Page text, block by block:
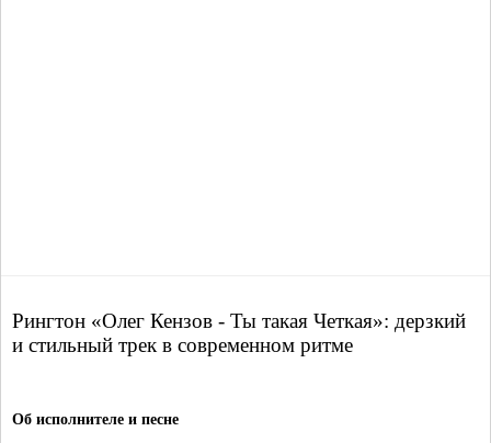
Рингтон «Олег Кензов - Ты такая Четкая»: дерзкий
и стильный трек в современном ритме
Об исполнителе и песне